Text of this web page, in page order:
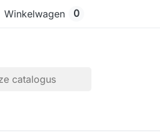
Winkelwagen 0